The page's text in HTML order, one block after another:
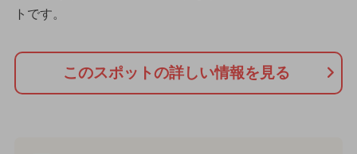
トです。
このスポットの詳しい情報を見る